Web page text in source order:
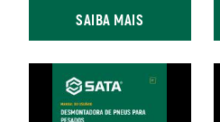
SAIBA MAIS